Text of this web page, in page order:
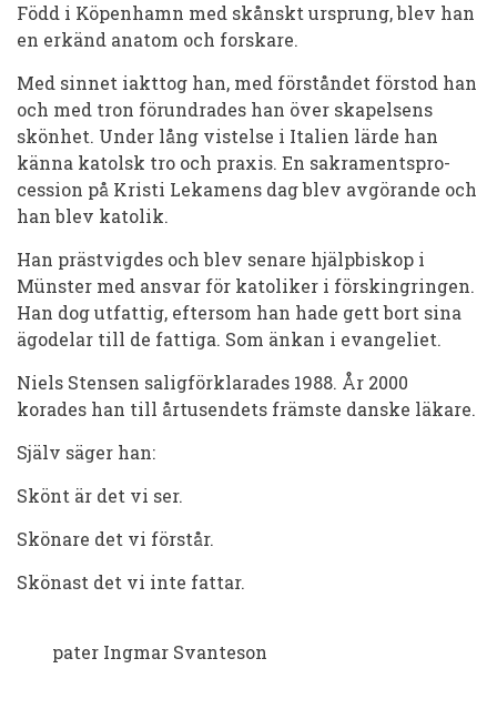
Född i Köpenhamn med skånskt ursprung, blev han
en erkänd anatom och forskare.
Med sinnet iakt­tog han, med förståndet för­stod han
och med tron för­un­drades han över skapelsens
skönhet. Under lång vistelse i Italien lärde han
känna katolsk tro och praxis. En sak­ramentspro­
cession på Kristi Lekamens dag blev av­gör­ande och
han blev kato­lik.
Han prästvigdes och blev senare hjälpbiskop i
Münster med ansvar för katoliker i för­skingringen.
Han dog utfattig, eftersom han hade gett bort si­na
ägodelar till de fattiga. Som änkan i evangeliet.
Niels Stensen saligförklarades 1988. År 2000
korades han till år­tusen­dets främste danske läkare.
Själv säger han:
Skönt är det vi ser.
Skönare det vi för­står.
Skönast det vi inte fattar.
pater Ingmar Svanteson